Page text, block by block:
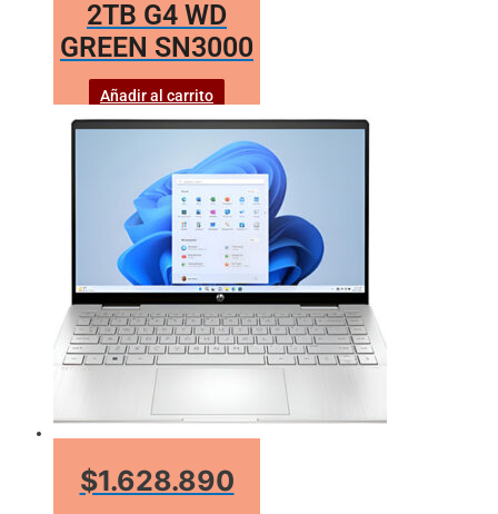
2TB G4 WD
GREEN SN3000
Añadir al carrito
$1.628.890